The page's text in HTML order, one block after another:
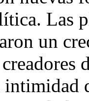
Las
un
intimidad